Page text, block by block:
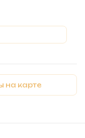
на карте